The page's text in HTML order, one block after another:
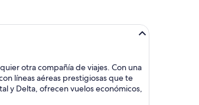
otra compañía de viajes. Con una
líneas aéreas prestigiosas que te
y Delta, ofrecen vuelos económicos,